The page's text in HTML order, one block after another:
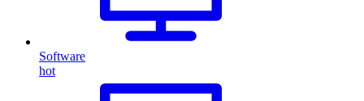
Software
hot